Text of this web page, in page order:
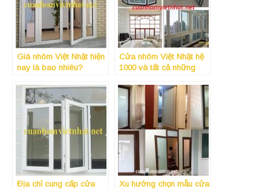
Giá nhôm Việt Nhật hiện
nay là bao nhiêu?
Cửa nhôm Việt Nhật hệ
1000 và tất cả những
Địa chỉ cung cấp cửa
Xu hướng chọn mẫu cửa